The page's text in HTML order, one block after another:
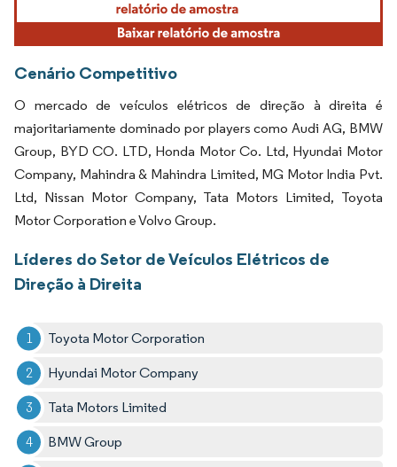
Cenário Competitivo
O mercado de veículos elétricos de direção à direita é
majoritariamente dominado por players como Audi AG, BMW
Group, BYD CO. LTD, Honda Motor Co. Ltd, Hyundai Motor
Company, Mahindra & Mahindra Limited, MG Motor India Pvt.
Ltd, Nissan Motor Company, Tata Motors Limited, Toyota
Motor Corporation e Volvo Group.
Líderes do Setor de Veículos Elétricos de
Direção à Direita
Toyota Motor Corporation
Hyundai Motor Company
Tata Motors Limited
BMW Group